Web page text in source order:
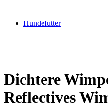
Hundefutter
Dichtere
Reflectives